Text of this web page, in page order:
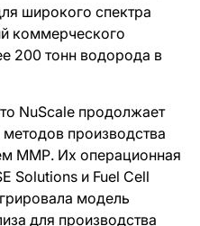
широкого спектра
коммерческого
200 тонн водорода в
NuScale продолжает
производства
ММР. Их операционная
Solutions и Fuel Cell
модель
для производства